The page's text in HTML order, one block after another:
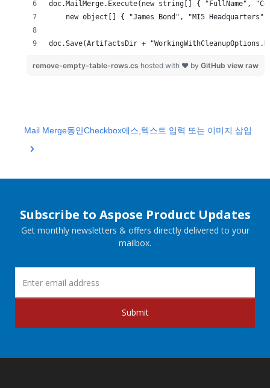
doc.Save(ArtifactsDir +
view raw
remove-empty-table-rows.cs hosted with ❤ by GitHub
Mail Merge동안Checkbox에스,텍스트 입력 또는 이미지 삽입
Subscribe to Aspose Product Updates
Get monthly newsletters & offers directly delivered to your
mailbox.
Submit